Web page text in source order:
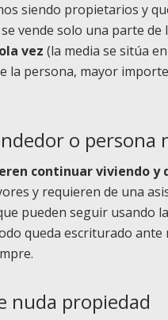
siendo propietarios y
vende solo una parte de
vez (la media se sitúa
la persona, mayor
o persona
continuar viviendo y
y requieren de una
pueden seguir usando
queda escriturado ante
nuda propiedad